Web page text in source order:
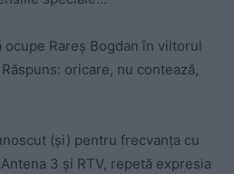
Rareș Bogdan în viitorul
oricare, nu contează,
(și) pentru frecvanța cu
3 și RTV, repetă expresia